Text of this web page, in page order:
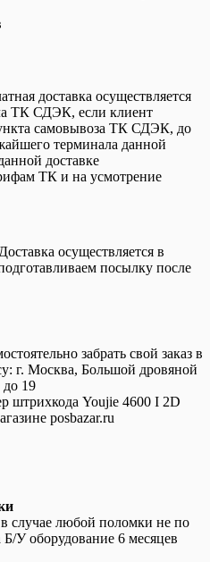
доставка осуществляется
ТК СДЭК, если клиент
самовывоза ТК СДЭК, до
терминала данной
доставке
ТК и на усмотрение
Доставка осуществляется в
посылку после
забрать свой заказ в
г. Москва, Большой дровяной
до 19
штрихкода Youjie 4600 I 2D
posbazar.ru
случае любой поломки не по
У оборудование 6 месяцев